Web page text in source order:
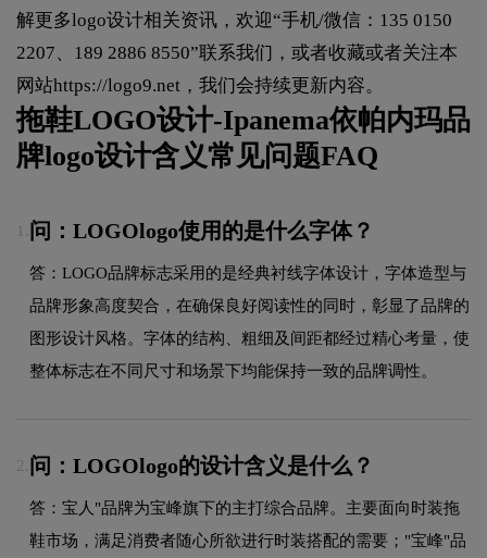
解更多logo设计相关资讯，欢迎“手机/微信：135 0150
2207、189 2886 8550”联系我们，或者收藏或者关注本
网站https://logo9.net ，我们会持续更新内容。
拖鞋LOGO设计-Ipanema依帕内玛品
牌logo设计含义常见问题FAQ
问：LOGOlogo使用的是什么字体？
答：LOGO品牌标志采用的是经典衬线字体设计，字体造型与
品牌形象高度契合，在确保良好阅读性的同时，彰显了品牌的
图形设计风格。字体的结构、粗细及间距都经过精心考量，使
整体标志在不同尺寸和场景下均能保持一致的品牌调性。
2. 问：LOGOlogo的设计含义是什么？
答：宝人"品牌为宝峰旗下的主打综合品牌。主要面向时装拖
鞋市场，满足消费者随心所欲进行时装搭配的需要；"宝峰"品